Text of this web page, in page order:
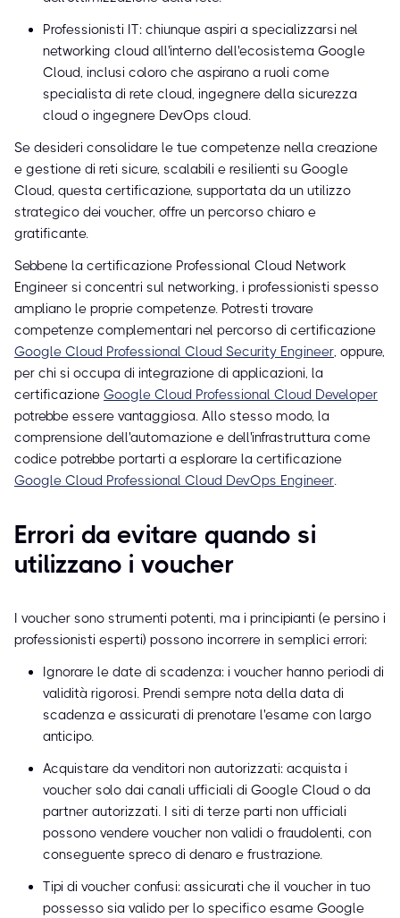
Professionisti IT: chiunque aspiri a specializzarsi nel
networking cloud all'interno dell'ecosistema Google
Cloud, inclusi coloro che aspirano a ruoli come
specialista di rete cloud, ingegnere della sicurezza
cloud o ingegnere DevOps cloud.
Se desideri consolidare le tue competenze nella creazione
e gestione di reti sicure, scalabili e resilienti su Google
Cloud, questa certificazione, supportata da un utilizzo
strategico dei voucher, offre un percorso chiaro e
gratificante.
Sebbene la certificazione Professional Cloud Network
Engineer si concentri sul networking, i professionisti spesso
ampliano le proprie competenze. Potresti trovare
competenze complementari nel percorso di certificazione
Google Cloud Professional Cloud Security Engineer, oppure,
per chi si occupa di integrazione di applicazioni, la
certificazione Google Cloud Professional Cloud Developer
potrebbe essere vantaggiosa. Allo stesso modo, la
comprensione dell'automazione e dell'infrastruttura come
codice potrebbe portarti a esplorare la certificazione
Google Cloud Professional Cloud DevOps Engineer.
Errori da evitare quando si
utilizzano i voucher
I voucher sono strumenti potenti, ma i principianti (e persino i
professionisti esperti) possono incorrere in semplici errori:
Ignorare le date di scadenza: i voucher hanno periodi di
validità rigorosi. Prendi sempre nota della data di
scadenza e assicurati di prenotare l'esame con largo
anticipo.
Acquistare da venditori non autorizzati: acquista i
voucher solo dai canali ufficiali di Google Cloud o da
partner autorizzati. I siti di terze parti non ufficiali
possono vendere voucher non validi o fraudolenti, con
conseguente spreco di denaro e frustrazione.
Tipi di voucher confusi: assicurati che il voucher in tuo
possesso sia valido per lo specifico esame Google